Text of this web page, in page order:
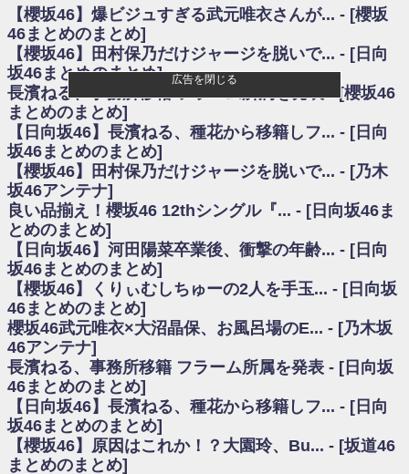
日向坂46まとめのまとめ / 【日向坂46】富田鈴花1st写真集、発売記念記者
会見の模様がこちら！
乃木坂欅坂まとめのまとめ / 【日向坂46】河田陽菜卒業の影響、ガチでデ
カそう...
欅坂あんてな ～欅坂46のニュース・情報・話題をピックアップ / れなッ
ピーズ集結！櫻坂46守屋麗奈×遠藤理子、8/6「ラヴィット！」水曜スタジオ出
演決定
欅坂/日向坂46まとめのまとめ / 【櫻坂46】田村保乃だけジャージを脱いで
いた理由
日向坂46まとめのまとめ / 【日向坂46】若林さん「笑えないぐらい師匠だ
から」佐々木久美と卒業後初の共演の様子がこちら！【激レアさん】
日向坂46まとめのまとめ / 【元日向坂46】情報解禁前で言えない！？丹生
ちゃん、メンバーと会った模様
乃木坂欅坂まとめのまとめ / 【日向坂46】この月、何かあるのか！？『お
願いバッハ！』ミーグリ日程がこちら
欅坂/日向坂46まとめのまとめ / 【櫻坂46】ミーグリで喧嘩！？山下瞳月、
これはマジギレしてる
乃木坂46アンテナ / 【櫻坂46】ハリソン守屋「ゆーづのせいです」【ラヴ
ィット!】
乃木坂あんてな ～乃木坂46・欅坂46・日向坂46のニュース・情報・話題
をピックアップ / 良い品揃え！櫻坂46 12thシングル『Make or Break』オフィ
シャルグッズ絶賛販売受付中
日向坂46まとめのまとめ / 【日向坂46】この月、何かあるのか！？『お願
いバッハ！』ミーグリ日程がこちら
日向坂46まとめのまとめ / 【元日向坂46】この卒業生、めちゃくちゃテレ
ビで見かけるな
欅坂/日向坂46まとめのまとめ / 【櫻坂46】リアルミーグリであの販売も！
『Make or Break』オフィシャルグッズ解禁
【櫻坂46】爆ビジュすぎる武元唯衣さんが... - [櫻坂
46まとめのまとめ]
【櫻坂46】田村保乃だけジャージを脱いで... - [日向
坂46まとめのまとめ]
長濱ねる、事務所移籍 フラーム所属を発表 - [櫻坂46
まとめのまとめ]
【日向坂46】長濱ねる、種花から移籍しフ... - [日向
坂46まとめのまとめ]
【櫻坂46】田村保乃だけジャージを脱いで... - [乃木
坂46アンテナ]
良い品揃え！櫻坂46 12thシングル『... - [日向坂46ま
とめのまとめ]
【日向坂46】河田陽菜卒業後、衝撃の年齢... - [日向
坂46まとめのまとめ]
【櫻坂46】くりぃむしちゅーの2人を手玉... - [日向坂
46まとめのまとめ]
櫻坂46武元唯衣×大沼晶保、お風呂場のE... - [乃木坂
46アンテナ]
長濱ねる、事務所移籍 フラーム所属を発表 - [日向坂
46まとめのまとめ]
【日向坂46】長濱ねる、種花から移籍しフ... - [日向
坂46まとめのまとめ]
【櫻坂46】原因はこれか！？大園玲、Bu... - [坂道46
まとめのまとめ]
広告を閉じる